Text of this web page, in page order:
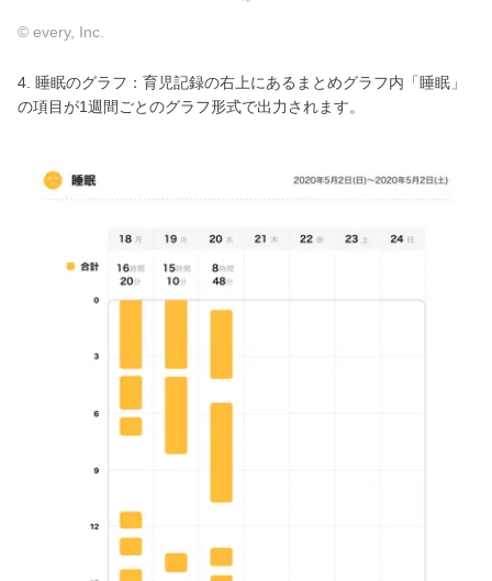
© every, Inc.
4. 睡眠のグラフ：育児記録の右上にあるまとめグラフ内「睡眠」
の項目が1週間ごとのグラフ形式で出力されます。